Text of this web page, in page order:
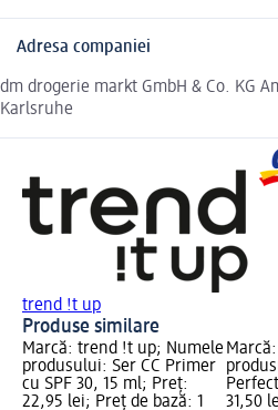
Adresa companiei
dm drogerie markt GmbH & Co. KG
Karlsruhe
trend !t up
Produse similare
Marcă: trend !t up; Numele
produsului: Ser CC Primer
cu SPF 30, 15 ml; Preț:
22,95 lei; Preț de bază: 1
31,50